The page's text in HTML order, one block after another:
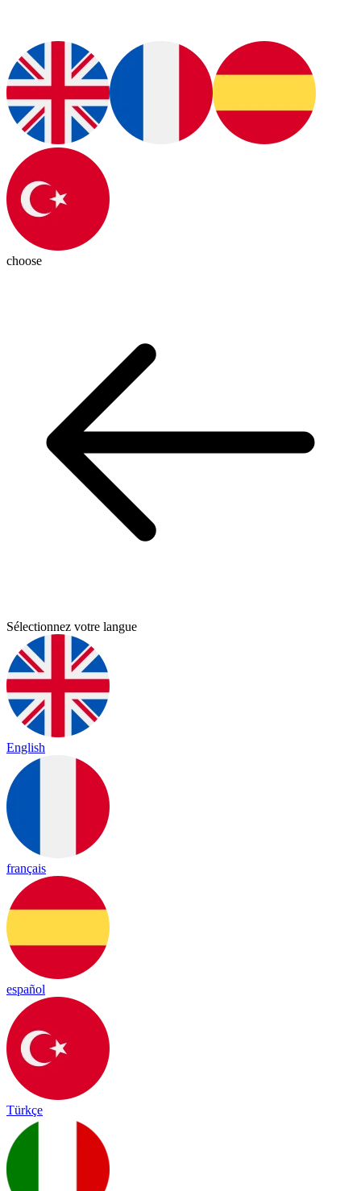
choose
Sélectionnez votre langue
English
français
español
Türkçe